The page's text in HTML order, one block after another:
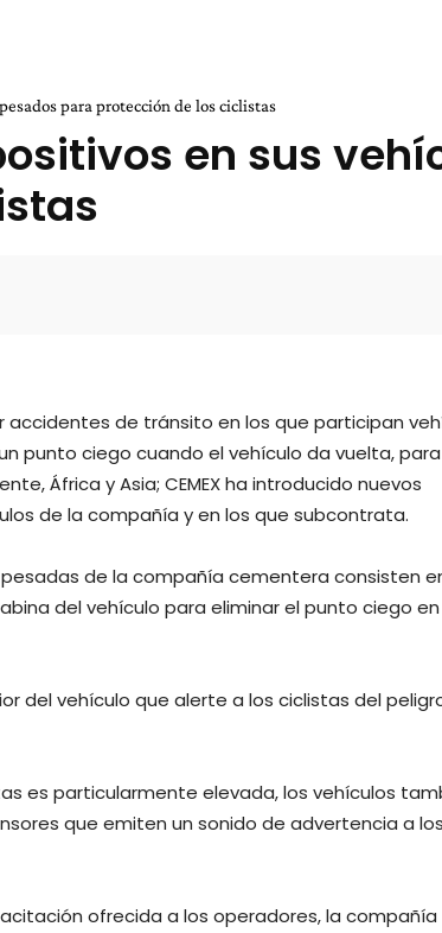
para protección de los ciclistas
en sus
accidentes de tránsito en los que participan
punto ciego cuando el vehículo da vuelta,
África y Asia; CEMEX ha introducido nuevos
de la compañía y en los que subcontrata.
de la compañía cementera consisten
del vehículo para eliminar el punto ciego
del vehículo que alerte a los ciclistas del
es particularmente elevada, los vehículos
que emiten un sonido de advertencia a
ofrecida a los operadores, la compañía